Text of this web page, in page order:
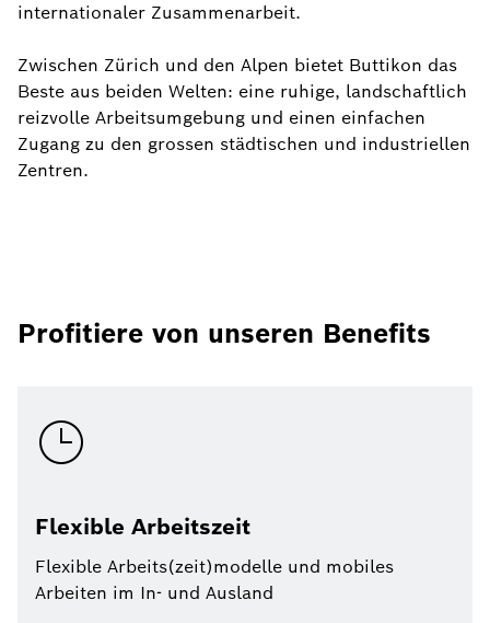
internationaler Zusammenarbeit.
Zwischen Zürich und den Alpen bietet Buttikon das
Beste aus beiden Welten: eine ruhige, landschaftlich
reizvolle Arbeitsumgebung und einen einfachen
Zugang zu den grossen städtischen und industriellen
Zentren.
Profitiere von unseren Benefits
Flexible Arbeitszeit
Flexible Arbeits(zeit)modelle und mobiles
Arbeiten im In- und Ausland